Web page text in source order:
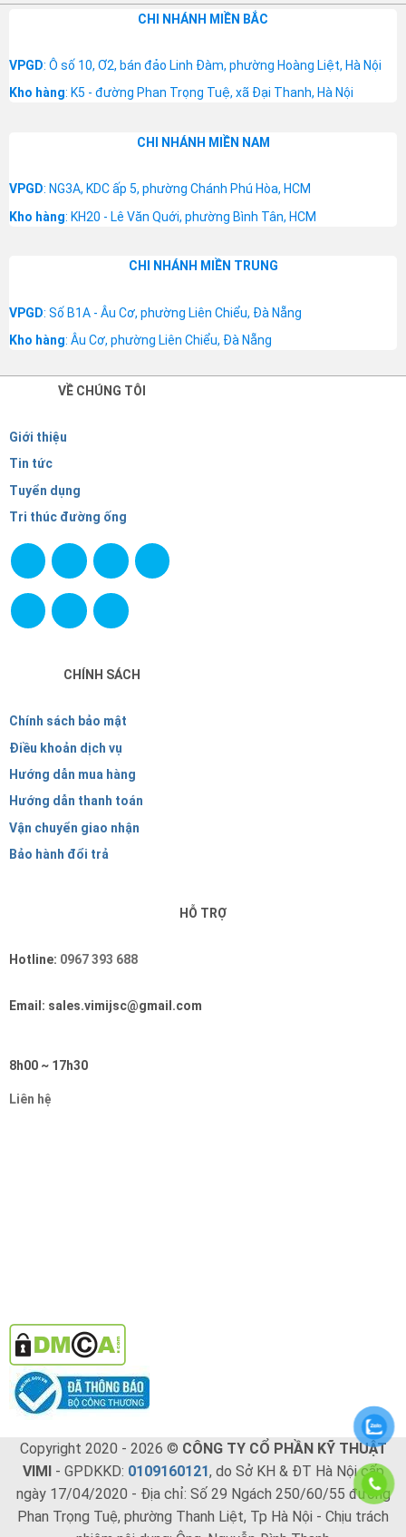
CHI NHÁNH MIỀN BẮC
VPGD: Ô số 10, Ơ2, bán đảo Linh Đàm, phường Hoàng Liệt, Hà Nội
Kho hàng: K5 - đường Phan Trọng Tuệ, xã Đại Thanh, Hà Nội
CHI NHÁNH MIỀN NAM
VPGD: NG3A, KDC ấp 5, phường Chánh Phú Hòa, HCM
Kho hàng: KH20 - Lê Văn Quới, phường Bình Tân, HCM
CHI NHÁNH MIỀN TRUNG
VPGD: Số B1A - Âu Cơ, phường Liên Chiểu, Đà Nẵng
Kho hàng: Âu Cơ, phường Liên Chiểu, Đà Nẵng
VỀ CHÚNG TÔI
Giới thiệu
Tin tức
Tuyển dụng
Tri thúc đường ống
CHÍNH SÁCH
Chính sách bảo mật
Điều khoản dịch vụ
Hướng dẫn mua hàng
Hướng dẫn thanh toán
Vận chuyển giao nhận
Bảo hành đổi trả
HỖ TRỢ
Hotline: 0967 393 688
Email: sales.vimijsc@gmail.com
8h00 ~ 17h30
Liên hệ
Copyright 2020 - 2026 © CÔNG TY CỔ PHẦN KỸ THUẬT
VIMI
- GPDKKD: 0109160121, do Sở KH & ĐT Hà Nội cấp
ngày 17/04/2020 - Địa chỉ: Số 29 Ngách 250/60/55 đường
Phan Trọng Tuệ, phường Thanh Liệt, Tp Hà Nội - Chịu trách